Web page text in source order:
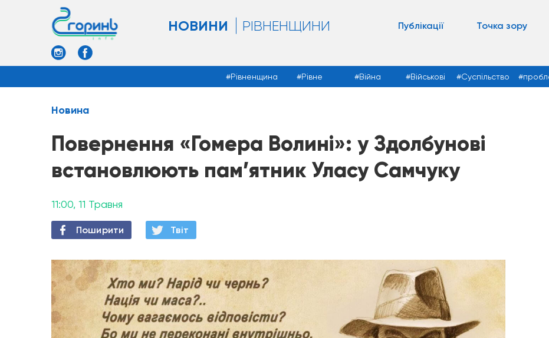
НОВИНИ РІВНЕНЩИНИ Публікації Точка зору
Рівненщина Рівне Війна Військові Суспільство
Новина
Повернення «Гомера Волині»: у Здолбунові
встановлюють пам’ятник Уласу Самчуку
11:00, 11 Травня
Поширити Твiт